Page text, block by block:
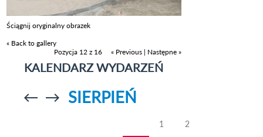
Ściągnij oryginalny obrazek
« Back to gallery
Pozycja 12 z 16
« Previous | Następne »
KALENDARZ WYDARZEŃ
Przejdź doPrzejdź do
SIERPIEŃ
1 2